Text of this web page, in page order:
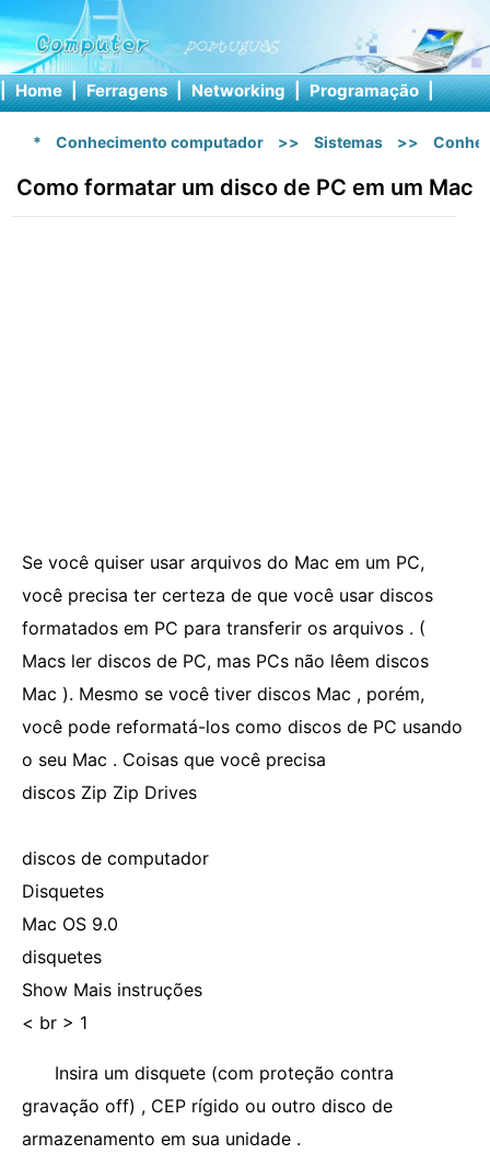
| Home | Ferragens | Networking | Programação |
* Conhecimento computador >> Sistemas >>
Como formatar um disco de PC em um Mac
Se você quiser usar arquivos do Mac em um PC,
você precisa ter certeza de que você usar discos
formatados em PC para transferir os arquivos . (
Macs ler discos de PC, mas PCs não lêem discos
Mac ). Mesmo se você tiver discos Mac , porém,
você pode reformatá-los como discos de PC usando
o seu Mac . Coisas que você precisa
discos Zip Zip Drives
discos de computador
Disquetes
Mac OS 9.0
disquetes
Show Mais instruções
< br > 1
Insira um disquete (com proteção contra
gravação off) , CEP rígido ou outro disco de
armazenamento em sua unidade .